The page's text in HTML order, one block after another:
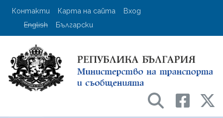
Премини
User account menu
Контакти Карта на сайта
Вход
English
Български